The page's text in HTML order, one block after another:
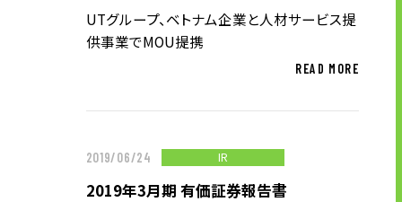
UTグループが取り組む重点課題
株主・投資家の皆様へ
UTグループ、ベトナム企業と人材サービス提
供事業でMOU提携
READ MORE
2019/06/24 IR
2019年3月期 有価証券報告書